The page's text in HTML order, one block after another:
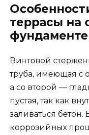
террасы на
фундаменте
Винтовой
труба, имеющая с
а со второй —
пустая, так как
заливаться бетон.
коррозийных